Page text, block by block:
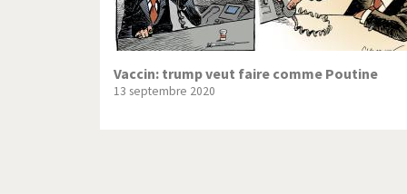
Vaccin: trump veut faire comme Poutine
13 septembre 2020